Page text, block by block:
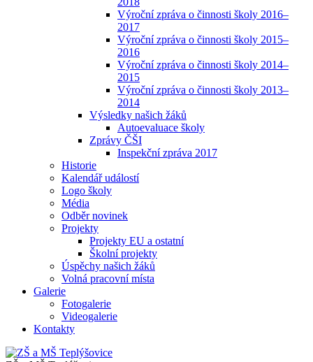
Výroční zpráva o činnosti školy 2016–
2017
Výroční zpráva o činnosti školy 2015–
2016
Výroční zpráva o činnosti školy 2014–
2015
Výroční zpráva o činnosti školy 2013–
2014
Výsledky našich žáků
Autoevaluace školy
Zprávy ČŠI
Inspekční zpráva 2017
Historie
Kalendář událostí
Logo školy
Média
Odběr novinek
Projekty
Projekty EU a ostatní
Školní projekty
Úspěchy našich žáků
Volná pracovní místa
Galerie
Fotogalerie
Videogalerie
Kontakty